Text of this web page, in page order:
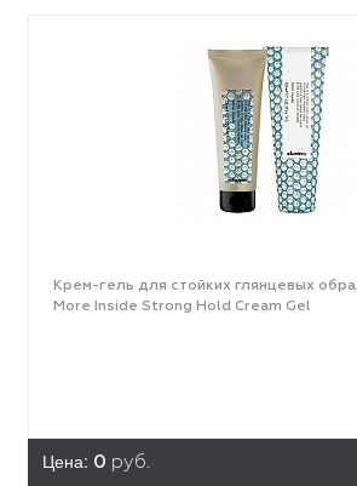
Крем-гель для стойких глянцевых
More Inside Strong Hold Cream Gel
Цена: 0 руб.